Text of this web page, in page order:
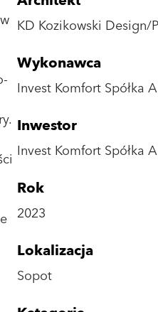
KD Kozikowski Design/
Wykonawca
Invest Komfort Spółka
Inwestor
Invest Komfort Spółka
Rok
2023
Lokalizacja
Sopot